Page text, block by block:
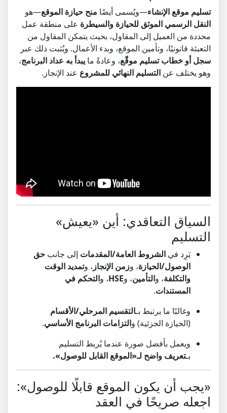
تسليم موقع الإنشاء—ويُسمى أيضًا منح حيازة الموقع—هو
النقل الرسمي الموثق للحيازة والسيطرة على منطقة عمل
محددة من العميل إلى المقاول، بحيث يتمكن المقاول من
التعبئة قانونيًا، وتأمين الموقع، وبدء الأعمال. ويُثبت ذلك عبر
سجل أو خطاب تسليم موقّع، وعادةً ما يبدأ به عداد البرنامج،
وهو يختلف عن التسليم النهائي للمشروع عند الإنجاز.
السياق التعاقدي: أين «يعيش»
التسليم
يَرِد في الشروط العامة/المقدمات إلى جانب حق
الوصول/الحيازة، وزمن الإنجاز ، وتمديد الوقت
والتكلفة، والتأمين، وHSE، والتحكم في
المستندات.
وغالبًا ما يرتبط بـالتقسيم المرحلي/الأقسام
(الحيازة الجزئية) والتزامات البرنامج الأساسي.
ويعمل بأفضل صورة عندما يُربط التسليم
بـتعريف واضح لـ«الموقع القابل للوصول».
«يجب أن يكون الموقع قابلًا للوصول»:
اجعله صريحًا في العقد